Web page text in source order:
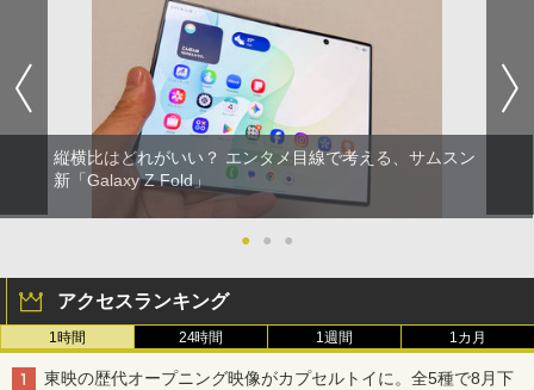
縦横比はどれがいい？ エンタメ目線で考える、サムスン
新「Galaxy Z Fold」
● ● ●
アクセスランキング
1時間 24時間 1週間 1カ月
東映の歴代オープニング映像がカプセルトイに。全5種で8月下